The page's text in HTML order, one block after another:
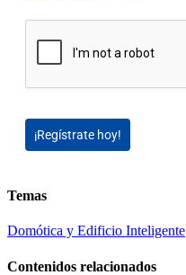
¡Regístrate hoy!
Temas
Domótica y Edificio Inteligente
Contenidos relacionados